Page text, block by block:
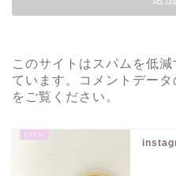
このサイトはスパムを低
ています。
コメントデー
をご覧ください 。